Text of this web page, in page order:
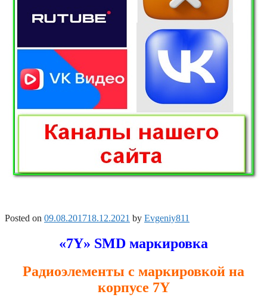
Posted on 09.08.201718.12.2021 by Evgeniy811
«7Y» SMD маркировка
Радиоэлементы с маркировкой на
корпусе 7Y